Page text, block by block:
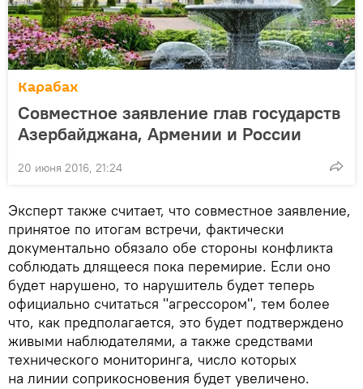
Карабах
Совместное заявление глав государств
Азербайджана, Армении и России
20 июня 2016, 21:24
Эксперт также считает, что совместное заявление,
принятое по итогам встречи, фактически
документально обязало обе стороны конфликта
соблюдать длящееся пока перемирие. Если оно
будет нарушено, то нарушитель будет теперь
официально считаться "агрессором", тем более
что, как предполагается, это будет подтверждено
живыми наблюдателями, а также средствами
технического мониторинга, число которых
на линии соприкосновения будет увеличено.